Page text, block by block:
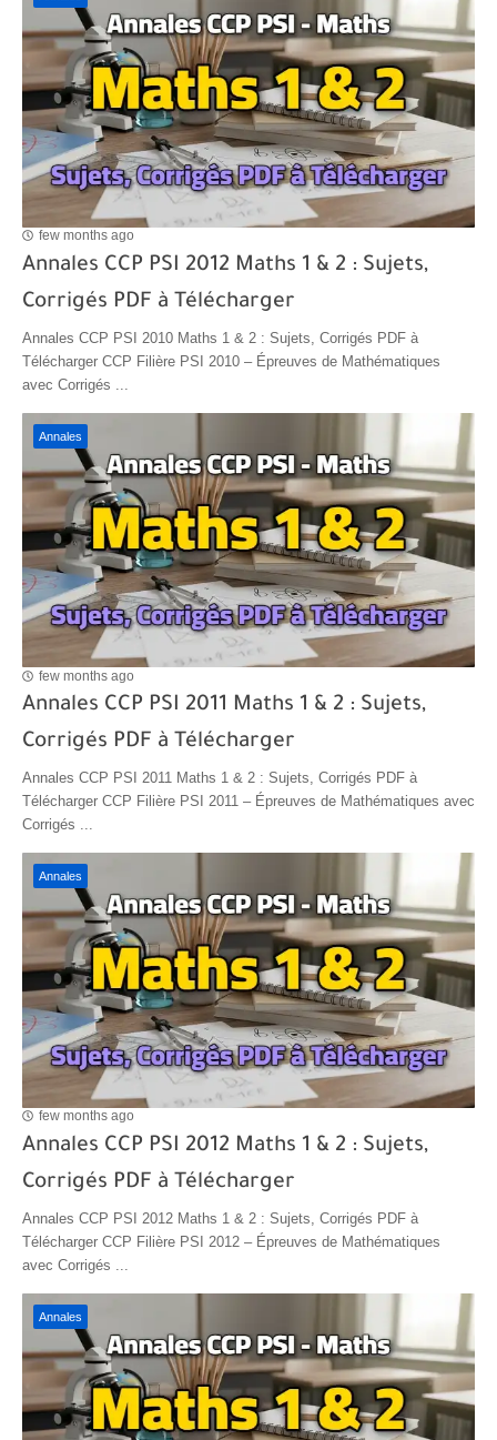
few months ago
Annales CCP PSI 2012 Maths 1 & 2 : Sujets,
Corrigés PDF à Télécharger
Annales CCP PSI 2010 Maths 1 & 2 : Sujets, Corrigés PDF à
Télécharger CCP Filière PSI 2010 – Épreuves de Mathématiques
avec Corrigés ...
Annales
few months ago
Annales CCP PSI 2011 Maths 1 & 2 : Sujets,
Corrigés PDF à Télécharger
Annales CCP PSI 2011 Maths 1 & 2 : Sujets, Corrigés PDF à
Télécharger CCP Filière PSI 2011 – Épreuves de Mathématiques avec
Corrigés ...
Annales
few months ago
Annales CCP PSI 2012 Maths 1 & 2 : Sujets,
Corrigés PDF à Télécharger
Annales CCP PSI 2012 Maths 1 & 2 : Sujets, Corrigés PDF à
Télécharger CCP Filière PSI 2012 – Épreuves de Mathématiques
avec Corrigés ...
Annales